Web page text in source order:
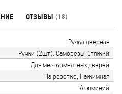
ОТЗЫВЫ (18)
Ручка дверная
Ручки (2шт). Саморезы. Стяжки
Для межкомнатных дверей
На розетке, Нажимная
Алюминий